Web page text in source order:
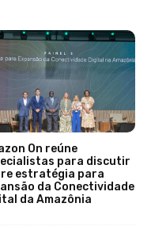
On reúne
para discutir
estratégia para
da Conectividade
da Amazônia